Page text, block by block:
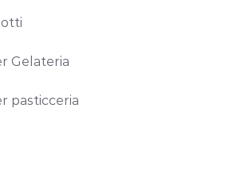
Gelateria
pasticceria